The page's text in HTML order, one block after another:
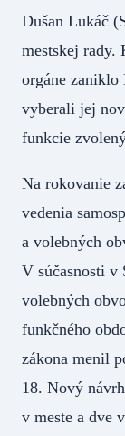
Dušan Lukáč
mestskej rady.
orgáne
vyberali jej
funkcie
Na rokovanie
vedenia
a volebných
V súčasnosti v
volebných
funkčného
zákona menil
18. Nový
v meste a dve